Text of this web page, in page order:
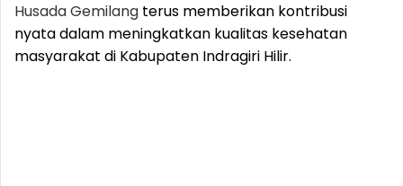
HusadaGemilang terus memberikan kontribusi
nyata dalam meningkatkan kualitas kesehatan
masyarakat di Kabupaten Indragiri Hilir.